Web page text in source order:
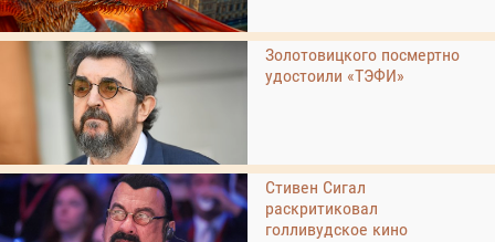
Золотовицкого посмертно
удостоили «ТЭФИ»
Стивен Сигал
раскритиковал
голливудское кино